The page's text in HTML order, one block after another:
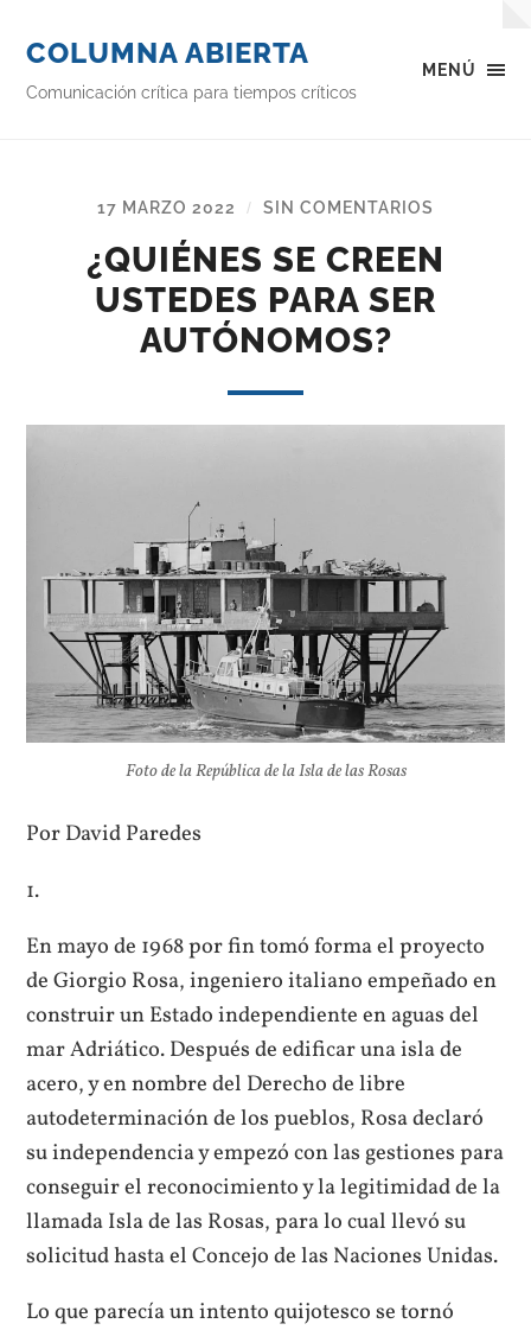
MENÚ
COLUMNA ABIERTA
Comunicación crítica para tiempos críticos
17 MARZO 2022 / SIN COMENTARIOS
¿QUIÉNES SE CREEN
USTEDES PARA SER
AUTÓNOMOS?
Foto de la República de la Isla de las Rosas
Por David Paredes
1.
En mayo de 1968 por fin tomó forma el proyecto
de Giorgio Rosa, ingeniero italiano empeñado en
construir un Estado independiente en aguas del
mar Adriático. Después de edificar una isla de
acero, y en nombre del Derecho de libre
autodeterminación de los pueblos, Rosa declaró
su independencia y empezó con las gestiones para
conseguir el reconocimiento y la legitimidad de la
llamada Isla de las Rosas, para lo cual llevó su
solicitud hasta el Concejo de las Naciones Unidas.
Lo que parecía un intento quijotesco se tornó